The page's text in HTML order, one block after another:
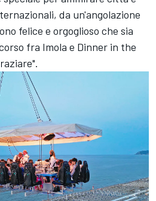
da un'angolazione
felice e orgoglioso che sia
fra Imola e Dinner in the